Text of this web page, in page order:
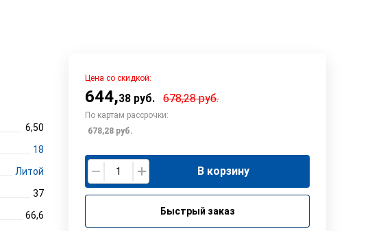
6,50
18
Литой
37
66,6
Цена со скидкой:
644,38 руб. 678,28руб.
По картам рассрочки:
678,28 руб.
В корзину
Быстрый заказ